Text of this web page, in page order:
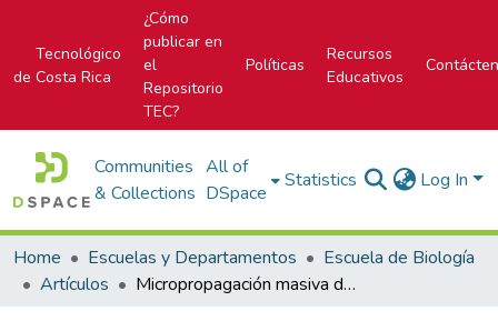
Tecnológico
de Costa Rica
¿Cómo
publicar en
el
Repositorio
TEC?
Políticas
Recursos
Educativos
Communities
& Collections
All of
DSpace
Statistics Log In
Home Escuelas y Departamentos
Escuela de Biología
Artículos
Micropropagación masiva de Stevia Rebaudiana Bertoni en sistemas de inmersión temporal